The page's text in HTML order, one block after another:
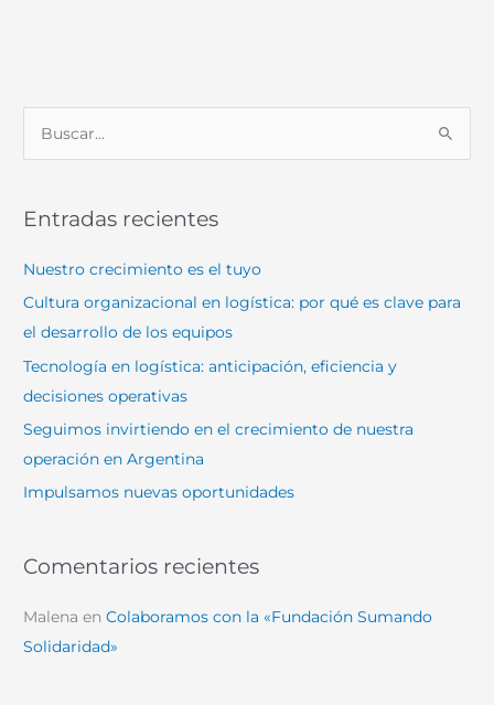
c
r
:
Entradas recientes
Nuestro crecimiento es el tuyo
Cultura organizacional en logística: por qué es clave para
el desarrollo de los equipos
Tecnología en logística: anticipación, eficiencia y
decisiones operativas
Seguimos invirtiendo en el crecimiento de nuestra
operación en Argentina
Impulsamos nuevas oportunidades
Comentarios recientes
Malena enColaboramos con la «Fundación Sumando
Solidaridad»